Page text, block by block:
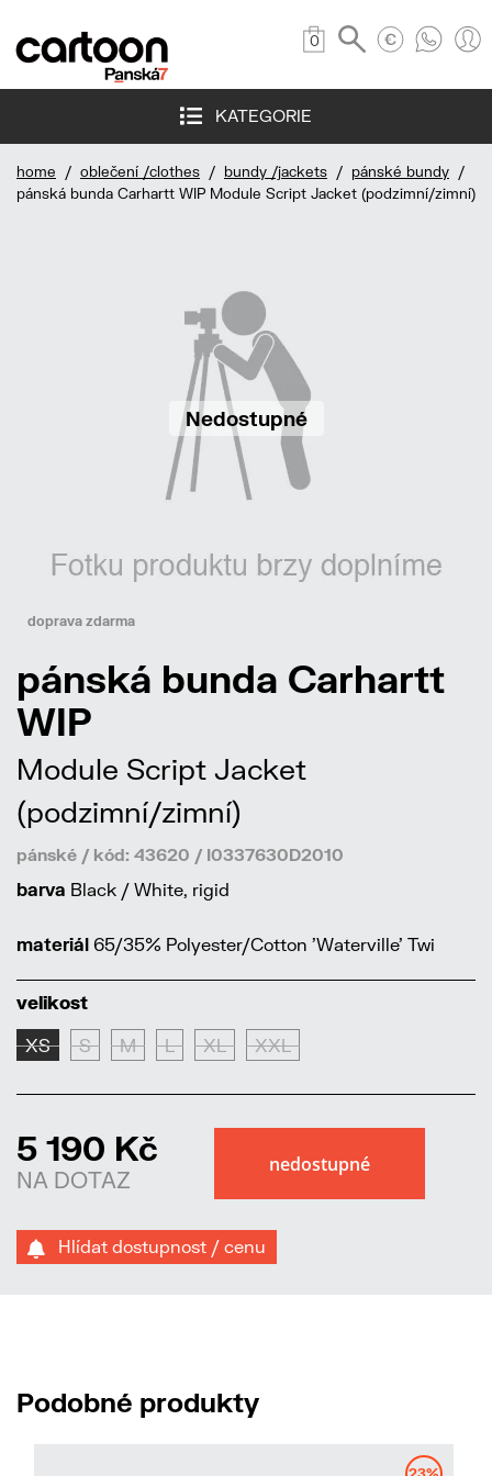
0
KATEGORIE
home / oblečení /clothes / bundy /jackets / pánské bundy /
pánská bunda Carhartt WIP Module Script Jacket (podzimní/zimní)
Nedostupné
doprava zdarma
pánská bunda Carhartt
WIP
Module Script Jacket
(podzimní/zimní)
pánské / kód: 43620 / I0337630D2010
barva Black / White, rigid
materiál 65/35% Polyester/Cotton 'Waterville' Twi
velikost
XS S M L XL XXL
5 190 Kč
NA DOTAZ
Hlídat dostupnost / cenu
Podobné produkty